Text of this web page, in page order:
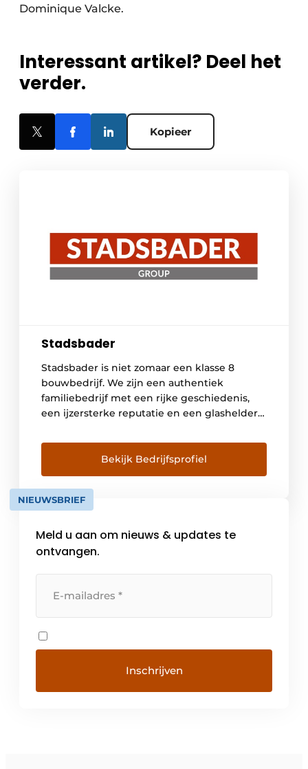
Dominique Valcke.
Interessant artikel? Deel het
verder.
Kopieer
Stadsbader
Stadsbader is niet zomaar een klasse 8
bouwbedrijf. We zijn een authentiek
familiebedrijf met een rijke geschiedenis,
een ijzersterke reputatie en een glasheldere
en betrouwbare partner binnen de
bouwsector bieden we onze klanten een
complete dienstverlening aan: van ontwerp
en engineering, tot productie, verwerking,
installatie en onderhoud. Wij zijn […]
Bekijk Bedrijfsprofiel
NIEUWSBRIEF
Meld u aan om nieuws & updates te
ontvangen.